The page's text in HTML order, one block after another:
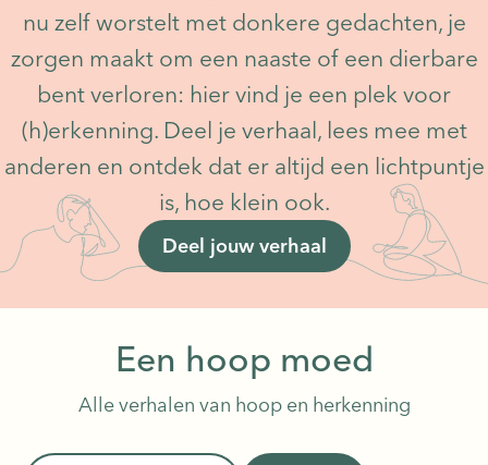
om
nu zelf worstelt met donkere gedachten, je
zorgen maakt om een naaste of een dierbare
bent verloren: hier vind je een plek voor
(h)erkenning. Deel je verhaal, lees mee met
anderen en ontdek dat er altijd een lichtpuntje
is, hoe klein ook.
Deel jouw verhaal
Een hoop moed
Alle verhalen van hoop en herkenning